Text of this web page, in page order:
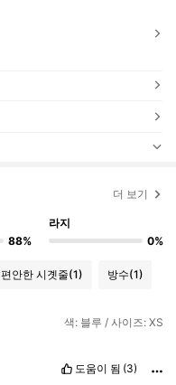
더 보기
88%
라지
0%
편안한 시곗줄(1) 방수(1)
색: 블루 / 사이즈: XS
도움이 됨 (3)